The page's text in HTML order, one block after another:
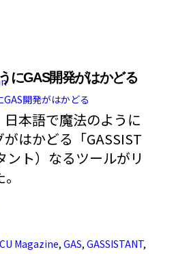
にGAS開発がはかどる
本語で魔法のように
はかどる「GASSIST
ト）なるツールがリ
Magazine, GAS, GASSISTANT,